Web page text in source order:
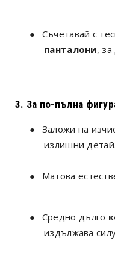
● Съчетавай с
панталони,
3. За по-пълна
● Заложи на
излишни
● Матова
● Средно дълго
издължава